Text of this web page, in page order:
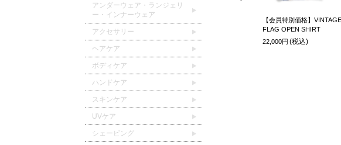
アンダーウェア・ランジェリ
ー・インナーウェア
アクセサリー
ヘアケア
ボディケア
ハンドケア
スキンケア
UVケア
シェービング
【会員特別価格】VINTAGE
FLAG OPEN SHIRT
22,000円 (税込)